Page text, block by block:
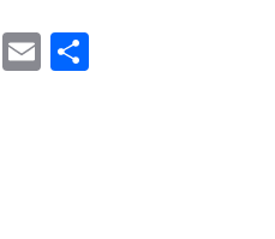
E
m
Pa
rt